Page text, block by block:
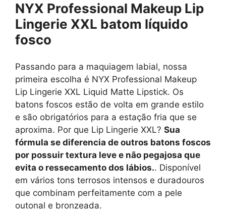
NYX Professional Makeup Lip
Lingerie XXL batom líquido
fosco
Passando para a maquiagem labial, nossa
primeira escolha é NYX Professional Makeup
Lip Lingerie XXL Liquid Matte Lipstick. Os
batons foscos estão de volta em grande estilo
e são obrigatórios para a estação fria que se
aproxima. Por que Lip Lingerie XXL? Sua
fórmula se diferencia de outros batons foscos
por possuir textura leve e não pegajosa que
evita o ressecamento dos lábios.. Disponível
em vários tons terrosos intensos e duradouros
que combinam perfeitamente com a pele
outonal e bronzeada.